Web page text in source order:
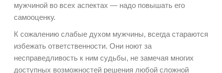
мужчиной во всех аспектах — надо повышать его
самооценку.
К сожалению слабые духом мужчины, всегда стараются
избежать ответственности. Они ноют за
несправедливость к ним судьбы, не замечая многих
доступных возможностей решения любой сложной